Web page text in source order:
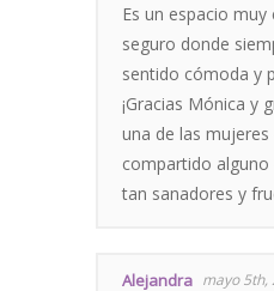
Es un espacio muy
seguro donde
sentido cómoda y
¡Gracias Mónica y
una de las
compartido
tan sanadores y
Alejandra mayo 5th,